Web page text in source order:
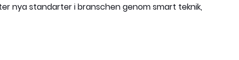
nya standarter i branschen genom smart teknik,